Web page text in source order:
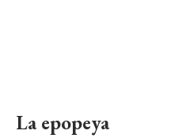
La epopeya